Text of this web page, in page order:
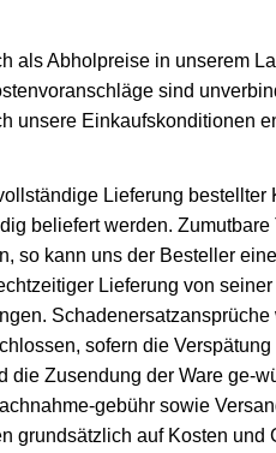
als Abholpreise in unserem
sind
unsere Einkaufskonditionen
Lieferung bestellter
beliefert werden.
so kann uns der Besteller
Lieferung von
sofern die
die Zusendung der Ware ge-
gebühr sowie
grundsätzlich auf Kosten und